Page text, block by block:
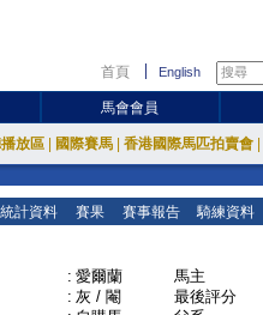
首頁 English
馬會會員
放區 國際賽馬 香港國際馬匹拍賣會
統計資料 賽果 賽事報告 騎練資料
: 愛爾蘭
: 灰 / 閹
馬主
最後評分